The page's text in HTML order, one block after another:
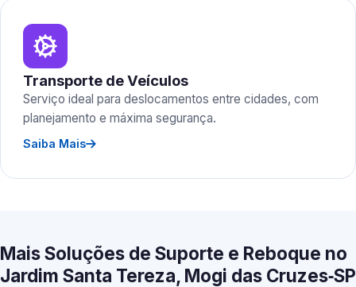
Transporte de Veículos
Serviço ideal para deslocamentos entre cidades, com
planejamento e máxima segurança.
Saiba Mais
Mais Soluções de Suporte e Reboque no
Jardim Santa Tereza, Mogi das Cruzes‑SP